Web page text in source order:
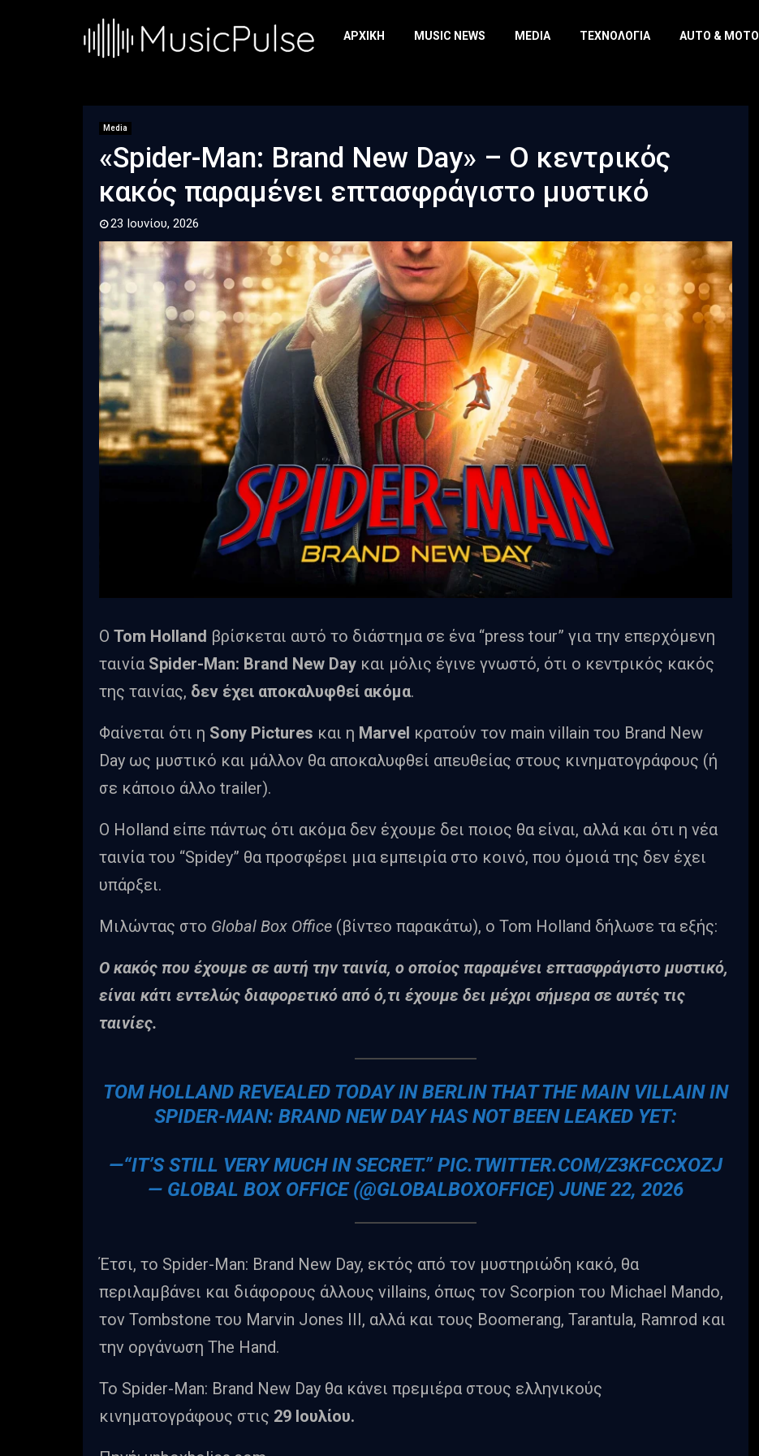
ΑΡΧΙΚΉ MUSIC NEWS MEDIA ΤΕΧΝΟΛΟΓΊΑ AUTO & MOTO
Media
«Spider-Man: Brand New Day» – Ο κεντρικός
κακός παραμένει επτασφράγιστο μυστικό
23 Ιουνίου, 2026
Ο Tom Holland βρίσκεται αυτό το διάστημα σε ένα “press tour” για την επερχόμενη
ταινία Spider-Man: Brand New Day και μόλις έγινε γνωστό, ότι ο κεντρικός κακός
της ταινίας, δεν έχει αποκαλυφθεί ακόμα.
Φαίνεται ότι η Sony Pictures και η Marvel κρατούν τον main villain του Brand New
Day ως μυστικό και μάλλον θα αποκαλυφθεί απευθείας στους κινηματογράφους (ή
σε κάποιο άλλο trailer).
O Holland είπε πάντως ότι ακόμα δεν έχουμε δει ποιος θα είναι, αλλά και ότι η νέα
ταινία του “Spidey” θα προσφέρει μια εμπειρία στο κοινό, που όμοιά της δεν έχει
υπάρξει.
Μιλώντας στο Global Box Office (βίντεο παρακάτω), ο Tom Holland δήλωσε τα εξής:
Ο κακός που έχουμε σε αυτή την ταινία, ο οποίος παραμένει επτασφράγιστο μυστικό,
είναι κάτι εντελώς διαφορετικό από ό,τι έχουμε δει μέχρι σήμερα σε αυτές τις
ταινίες.
TOM HOLLAND REVEALED TODAY IN BERLIN THAT THE MAIN VILLAIN IN
SPIDER-MAN: BRAND NEW DAY HAS NOT BEEN LEAKED YET:
—“IT’S STILL VERY MUCH IN SECRET.”PIC.TWITTER.COM/Z3KFCCXOZJ
— GLOBAL BOX OFFICE (@GLOBALBOXOFFICE) JUNE 22, 2026
Έτσι, το Spider-Man: Brand New Day, εκτός από τον μυστηριώδη κακό, θα
περιλαμβάνει και διάφορους άλλους villains, όπως τον Scorpion του Michael Mando,
τον Tombstone του Marvin Jones III, αλλά και τους Boomerang, Tarantula, Ramrod και
την οργάνωση The Hand.
Το Spider-Man: Brand New Day θα κάνει πρεμιέρα στους ελληνικούς
κινηματογράφους στις 29 Ιουλίου.